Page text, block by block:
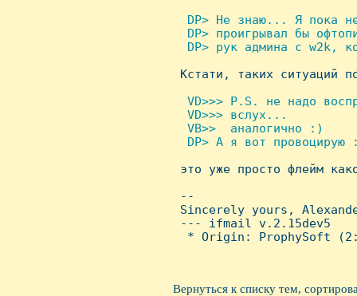
DP> Hе знаю... Я пока
DP> проигрывал бы
DP> рук админа с w2k,
Кстати, таких ситуаций
VD>>> P.S. не надо
  VD>>> вслух...
  VB>>  аналогично :)
DP> А я вот провоцирую
это уже просто флейм
--
Sincerely yours,
--- ifmail v.2.15dev5
* Origin: ProphySoft
Вернуться к списку тем,